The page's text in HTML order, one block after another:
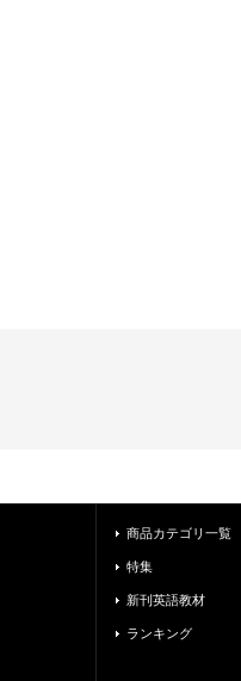
商品カテゴリ一覧
特集
新刊英語教材
ランキング